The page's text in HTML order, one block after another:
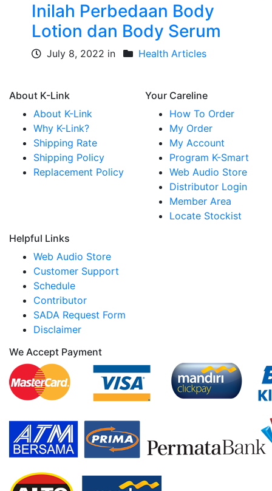
Inilah Perbedaan Body
Lotion dan Body Serum
July 8, 2022 in Health Articles
About K-Link
About K-Link
Why K-Link?
Shipping Rate
Shipping Policy
Replacement Policy
Your Careline
How To Order
My Order
My Account
Program K-Smart
Web Audio Store
Distributor Login
Member Area
Locate Stockist
Helpful Links
Web Audio Store
Customer Support
Schedule
Contributor
SADA Request Form
Disclaimer
We Accept Payment